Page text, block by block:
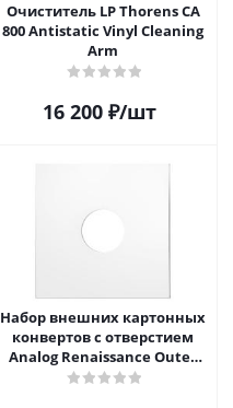
Очиститель LP Thorens CA
800 Antistatic Vinyl Cleaning
Arm
16 200₽/шт
Набор внешних картонных
конвертов с отверстием
Analog Renaissance Оuter
Carton Jacket, 10шт, AR-